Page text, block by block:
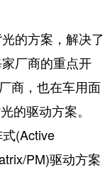
的方案，解决了
厂商的重点开
商，也在车用面
的驱动方案。
(Active
PM)驱动方案